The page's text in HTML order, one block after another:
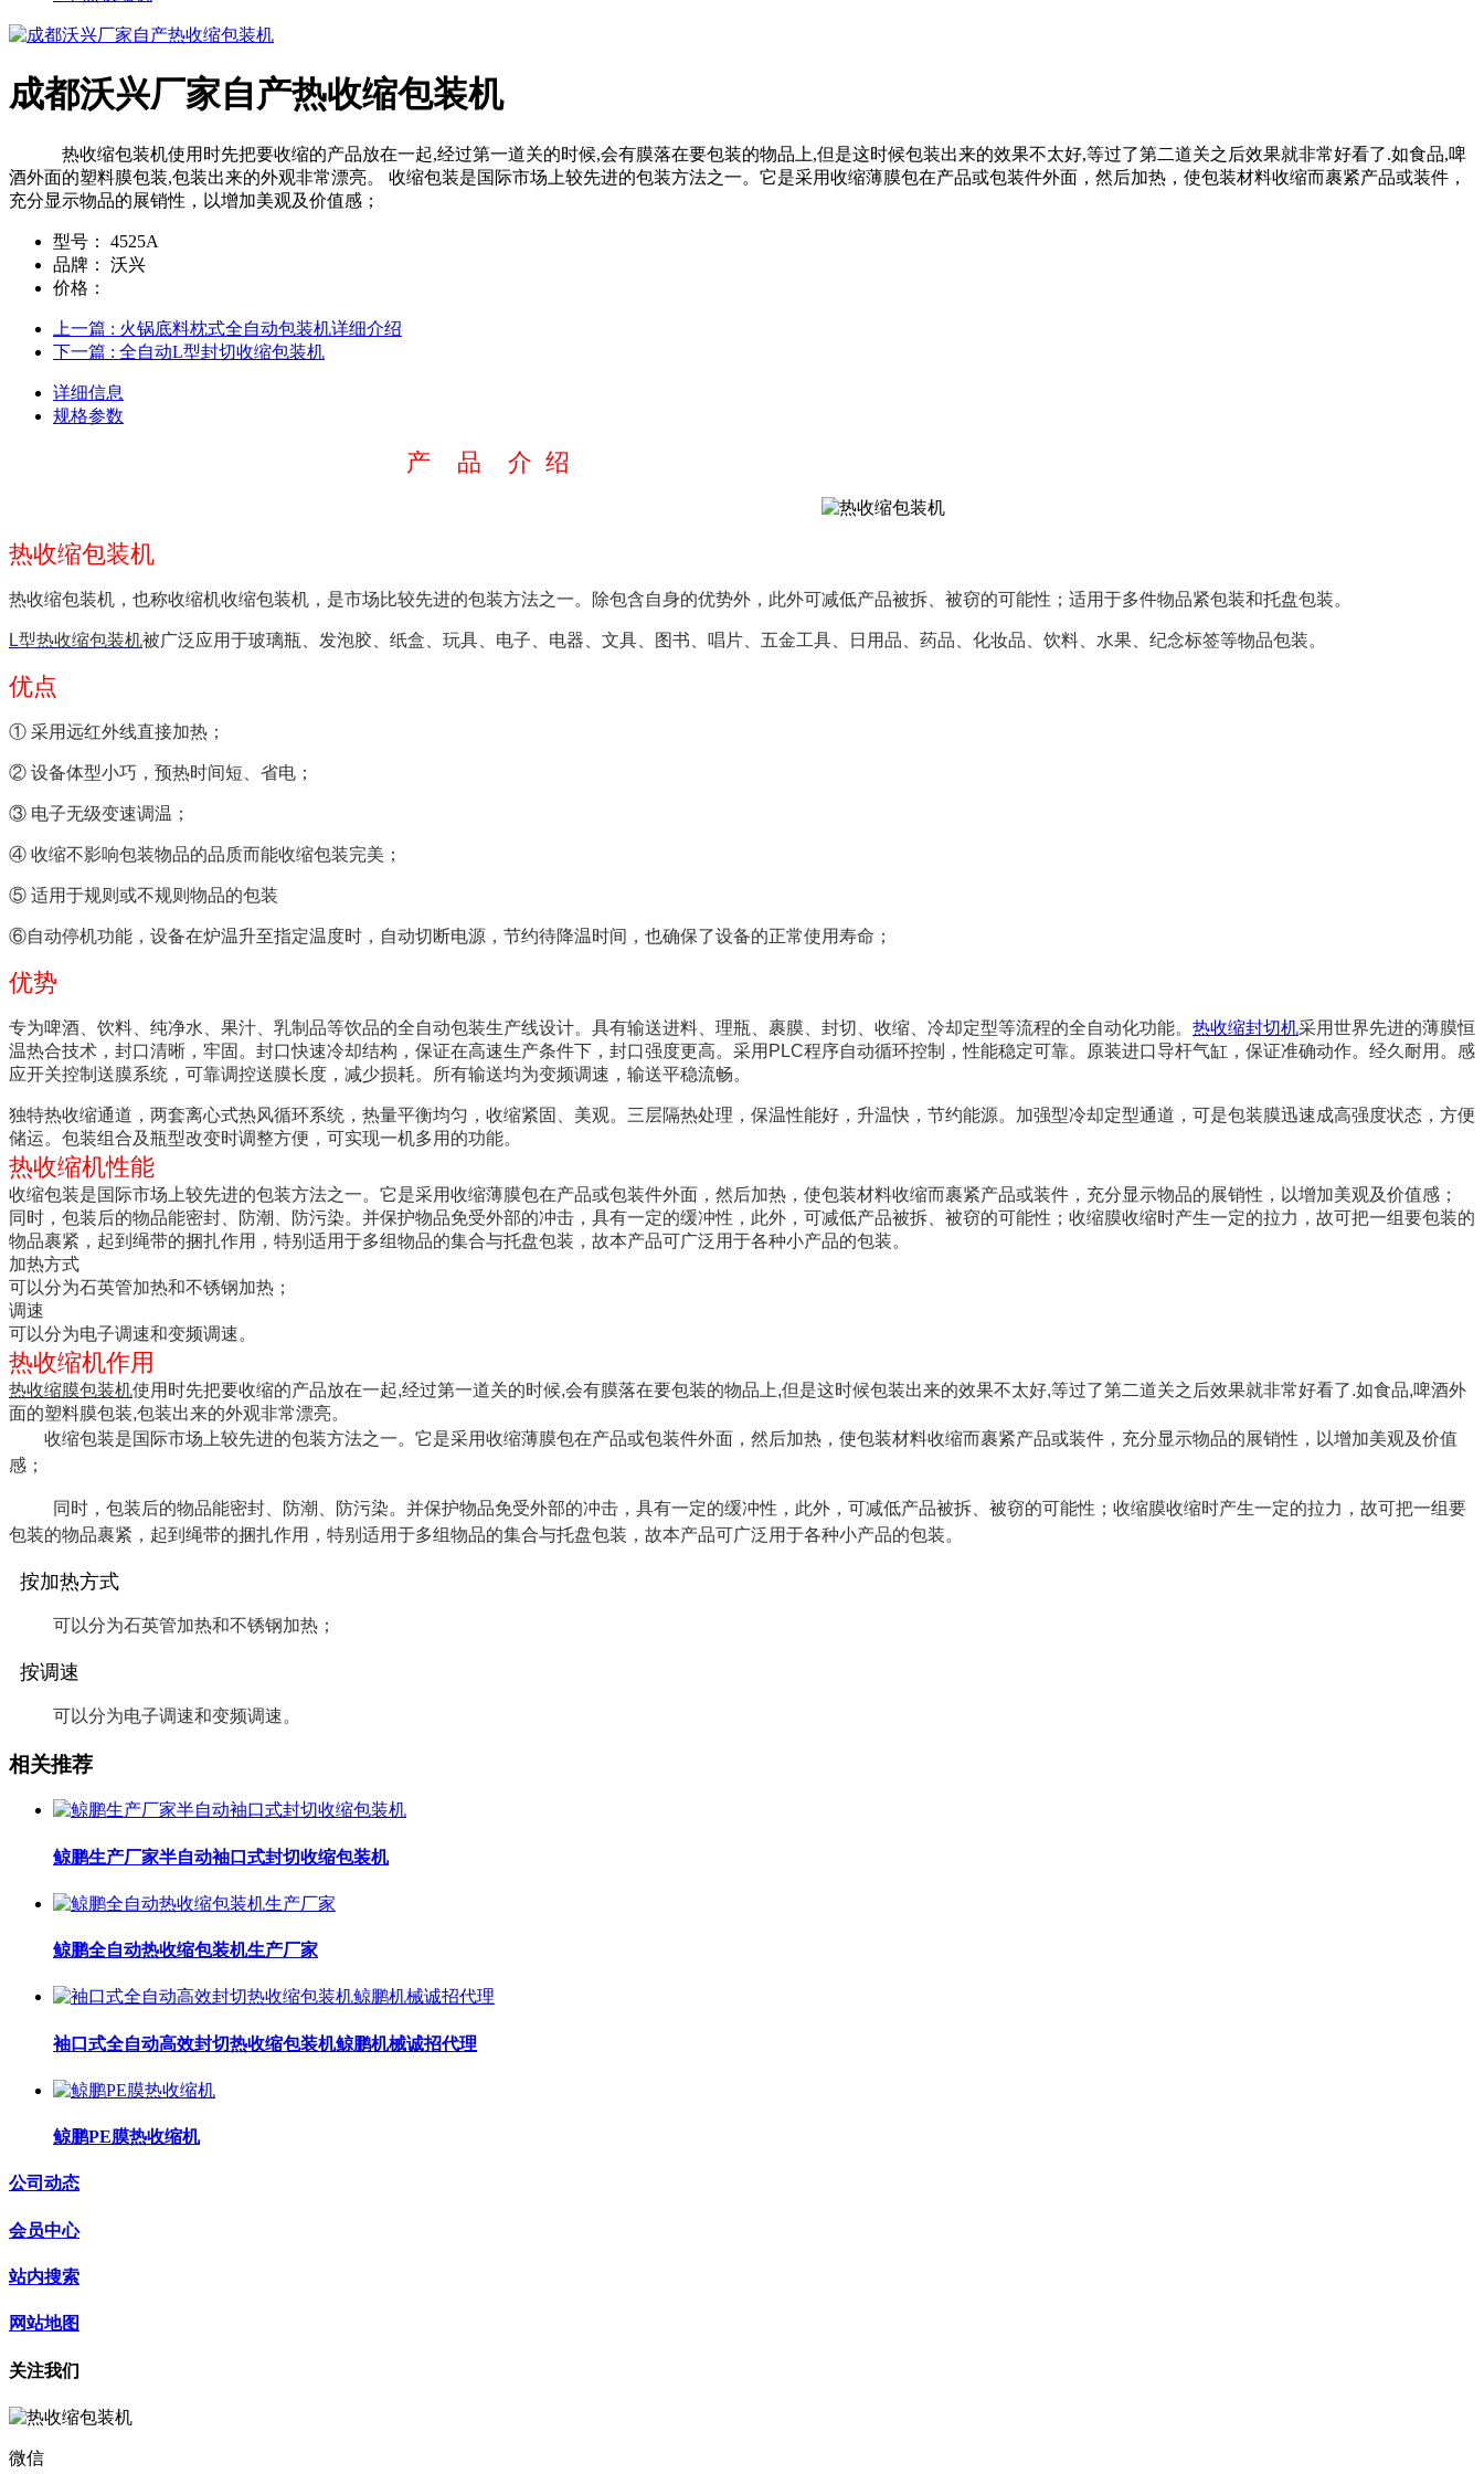
成都沃兴厂家自产热收缩包装机
热收缩包装机使用时先把要收缩的产品放在一起,经过第一道关的时候,会有膜落在要包装的物品上,但是这时候包装出来的效果不太好,等过了第二道关之后效果就非常好看了.如食品,啤
酒外面的塑料膜包装,包装出来的外观非常漂亮。 收缩包装是国际市场上较先进的包装方法之一。它是采用收缩薄膜包在产品或包装件外面，然后加热，使包装材料收缩而裹紧产品或装件，
充分显示物品的展销性，以增加美观及价值感；
型号：
4525A
品牌：
沃兴
价格：
上一篇 : 火锅底料枕式全自动包装机详细介绍
下一篇 : 全自动L型封切收缩包装机
详细信息
规格参数
产 品 介 绍
热收缩包装机
热收缩包装机，也称收缩机收缩包装机 ，是市场比较先进的包装方法之一。除包含自身的优势外，此外可减低产品被拆、被窃的可能性；适用于多件物品紧包装和托盘包装。
L型热收缩包装机被广泛应用于玻璃瓶、发泡胶 、纸盒、玩具、电子、电器、文具 、图书、唱片、五金工具、日用品、药品、化妆品、饮料、水果、纪念标签等物品包装。
优点
① 采用远红外线直接加热；
② 设备体型小巧，预热时间短、省电；
③ 电子无级变速调温；
④ 收缩不影响包装物品的品质而能收缩包装完美；
⑤ 适用于规则或不规则物品的包装
⑥自动停机功能，设备在炉温升至指定温度时，自动切断电源，节约待降温时间，也确保了设备的正常使用寿命；
优势
专为啤酒、饮料、纯净水 、果汁、乳制品等饮品的全自动包装生产线设计。 具有输送进料、理瓶、裹膜、封切、收缩、冷却定型等流程的全自动化功能。 热收缩封切机采用世界先进的薄膜恒
温热合技术，封口清晰，牢固。 封口快速冷却结构，保证在高速生产条件下，封口强度更高。 采用PLC程序自动循环控制，性能稳定可靠。 原装进口导杆气缸，保证准确动作。经久耐用。 感
应开关控制送膜系统，可靠调控送膜长度，减少损耗。
所有输送均为变频调速，输送平稳流畅。
独特热收缩通道，两套离心式热风循环系统，热量平衡均匀，收缩紧固、美观。 三层隔热处理，保温性能好，升温快，节约能源。 加强型冷却定型通道，可是包装膜迅速成高强度状态，方便
储运。 包装组合及瓶型改变时调整方便，可实现一机多用的功能。
热收缩机性能
收缩包装是国际市场上较先进的包装方法之一。它是采用收缩薄膜包在产品或包装件外面，然后加热，使包装材料收缩而裹紧产品或装件，充分显示物品的展销性，以增加美观及价值感；
同时，包装后的物品能密封、防潮、防污染。并保护物品免受外部的冲击，具有一定的缓冲性，此外，可减低产品被拆、被窃的可能性；收缩膜收缩时产生一定的拉力，故可把一组要包装的
物品裹紧，起到绳带的捆扎作用，特别适用于多组物品的集合与托盘包装 ，故本产品可广泛用于各种小产品的包装。
加热方式
可以分为石英管加热和不锈钢加热；
调速
可以分为电子调速和变频调速。
热收缩机作用
热收缩膜包装机使用时先把要收缩的产品放在一起,经过第一道关的时候,会有膜落在要包装的物品上,但是这时候包装出来的效果不太好,等过了第二道关之后效果就非常好看了.如食品,啤酒外
面的塑料膜包装,包装出来的外观非常漂亮。
收缩包装是国际市场上较先进的包装方法之一。它是采用收缩薄膜包在产品或包装件外面，然后加热，使包装材料收缩而裹紧产品或装件，充分显示物品的展销性，以增加美观及价值
感；
同时，包装后的物品能密封、防潮、防污染。并保护物品免受外部的冲击，具有一定的缓冲性，此外，可减低产品被拆、被窃的可能性；收缩膜收缩时产生一定的拉力，故可把一组要
包装的物品裹紧，起到绳带的捆扎作用，特别适用于多组物品的集合与托盘包装，故本产品可广泛用于各种小产品的包装。
按加热方式
可以分为石英管加热和不锈钢加热；
按调速
可以分为电子调速和变频调速。
相关推荐
鲸鹏生产厂家半自动袖口式封切收缩包装机
鲸鹏全自动热收缩包装机生产厂家
袖口式全自动高效封切热收缩包装机鲸鹏机械诚招代理
鲸鹏PE膜热收缩机
公司动态
会员中心
站内搜索
网站地图
关注我们
微信